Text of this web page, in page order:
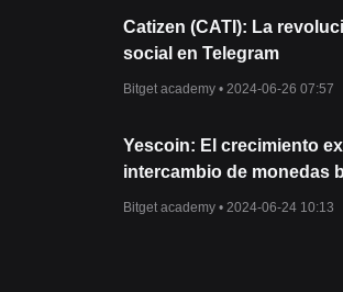
Catizen (CATI): La
social en Telegram
Bitget academy • 2024-06-26 07:57
Yescoin: El crecimiento
intercambio de monedas
Telegram
Bitget academy • 2024-06-24 10:13